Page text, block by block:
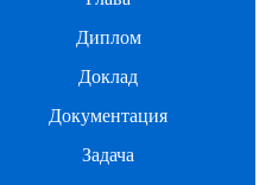
Диплом
Доклад
Документация
Задача